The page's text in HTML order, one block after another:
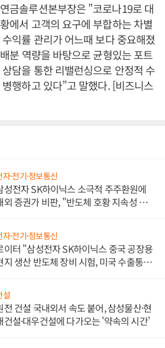
금솔루션본부장은 "코로나19로 대
에서 고객의 요구에 부합하는 차별
익률 관리가 어느때 보다 중요해졌
분 역량을 바탕으로 균형있는 포트
담을 통한 리밸런싱으로 안정적 수
행하고 있다”고 말했다. [비즈니스
자·전기·정보통신
성전자 SK하이닉스 소극적 주주환원에
외 증권가 비판, "반도체 호황 지속성 의
자·전기·정보통신
이터 "삼성전자 SK하이닉스 중국 공장용
지 생산 반도체 장비 시험, 미국 수출통제
설
전 건설 국내외서 속도 붙어, 삼성물산·현
건설·대우건설에 다가오는 '약속의 시간'